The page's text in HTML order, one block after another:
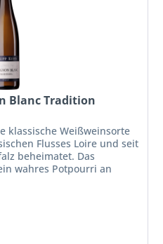
Blanc Tradition
klassische Weißweinsorte
Flusses Loire und seit
beheimatet. Das
wahres Potpourri an